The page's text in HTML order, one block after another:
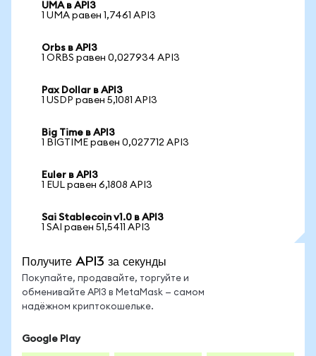
UMA в API3
1 UMA равен 1,7461 API3
Orbs в API3
1 ORBS равен 0,027934 API3
Pax Dollar в API3
1 USDP равен 5,1081 API3
Big Time в API3
1 BIGTIME равен 0,027712 API3
Euler в API3
1 EUL равен 6,1808 API3
Sai Stablecoin v1.0 в API3
1 SAI равен 51,5411 API3
Получите API3 за секунды
Покупайте, продавайте, торгуйте и
обменивайте API3 в MetaMask — самом
надёжном криптокошельке.
Google Play